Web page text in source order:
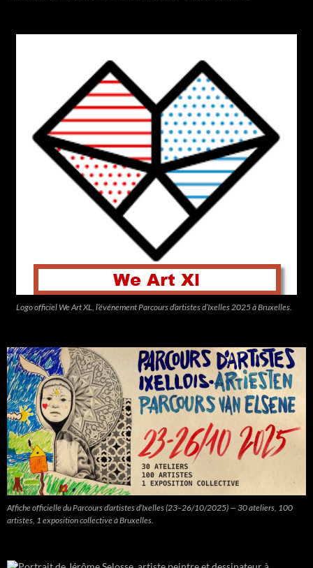
Logo officiel We Art XL, l’événement Parcours d’artistes d’Ixelles 2025 à Bruxelles.
Affiche officielle du Parcours d’artistes d’Ixelles (23–26/10/2025) — 30 ateliers, 100
artistes, 1 exposition collective à Bruxelles.